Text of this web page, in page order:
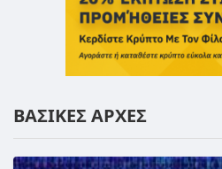
ΒΑΣΙΚΕΣ ΑΡΧΕΣ